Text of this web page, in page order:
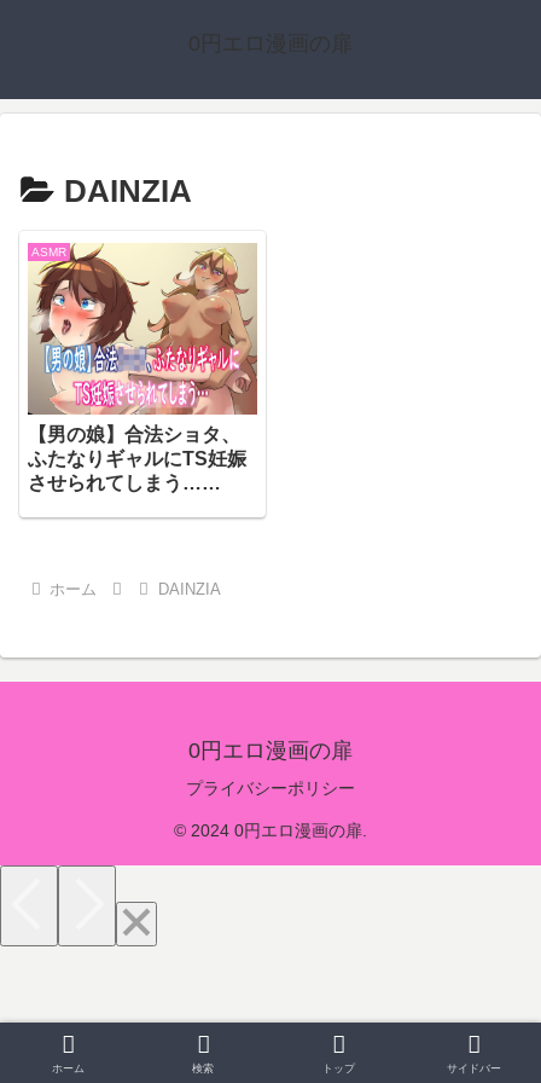
0円エロ漫画の扉
DAINZIA
ASMR
【男の娘】合法ショタ、
ふたなりギャルにTS妊娠
させられてしまう…
ホーム DAINZIA
0円エロ漫画の扉
プライバシーポリシー
© 2024 0円エロ漫画の扉.
ホーム 検索 トップ サイドバー